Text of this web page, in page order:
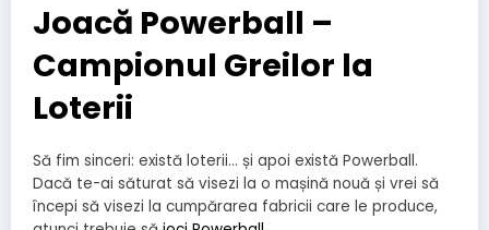
Joacă Powerball –
Campionul Greilor la
Loterii
Să fim sinceri: există loterii… și apoi există Powerball.
Dacă te-ai săturat să visezi la o mașină nouă și vrei să
începi să visezi la cumpărarea fabricii care le produce,